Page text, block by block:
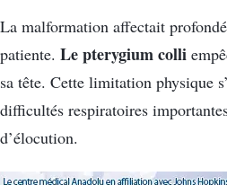
La malformation affectait
patiente. Le pterygium colli
sa tête. Cette limitation physique
difficultés respiratoires
d’élocution.